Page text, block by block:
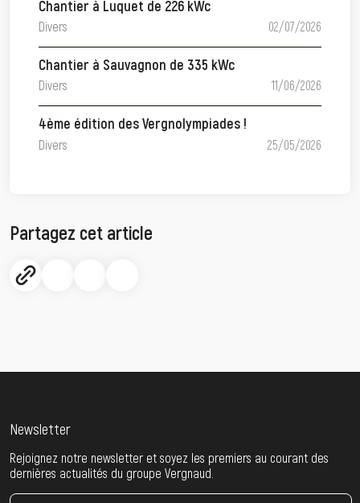
Chantier à Luquet de 226 kWc
Divers 02/07/2026
Chantier à Sauvagnon de 335 kWc
Divers 11/06/2026
4ème édition des Vergnolympiades !
Divers 25/05/2026
Partagez cet article
Newsletter
Rejoignez notre newsletter et soyez les premiers au courant des
dernières actualités du groupe Vergnaud.